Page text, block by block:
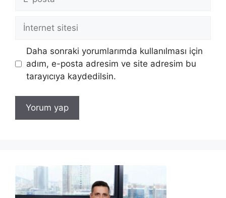
posta
İnternet
Daha sonraki yorumlarımda kullanılması için
adım, e-posta adresim ve site adresim bu
tarayıcıya kaydedilsin.